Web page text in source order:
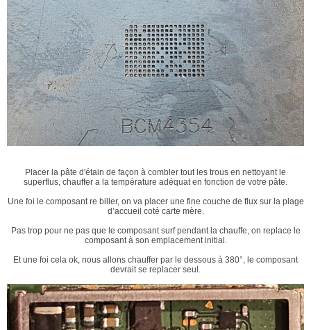
Placer la pâte d'étain de façon à combler tout les trous en nettoyant le
superflus, chauffer a la température adéquat en fonction de votre pâte.
Une foi le composant re biller, on va placer une fine couche de flux sur la plage
d’accueil coté carte mère.
Pas trop pour ne pas que le composant surf pendant la chauffe, on replace le
composant à son emplacement initial.
Et une foi cela ok, nous allons chauffer par le dessous à 380°, le composant
devrait se replacer seul.